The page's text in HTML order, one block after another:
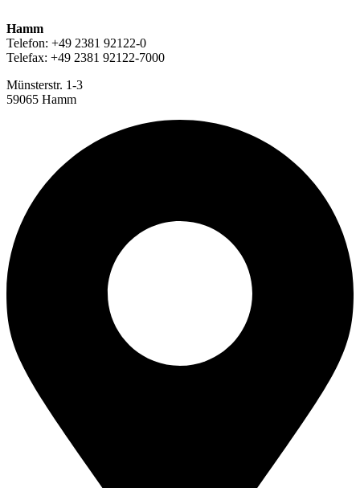
Hamm
Telefon: +49 2381 92122-0
Telefax: +49 2381 92122-7000
Münsterstr. 1-3
59065 Hamm